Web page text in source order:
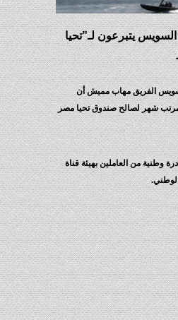
يتبرعون لـ”تحيا
الفريق مهاب مميش أن
بمرتب شهر لصالح صندوق تحيا مصر
وطنية من العاملين بهيئة قناة